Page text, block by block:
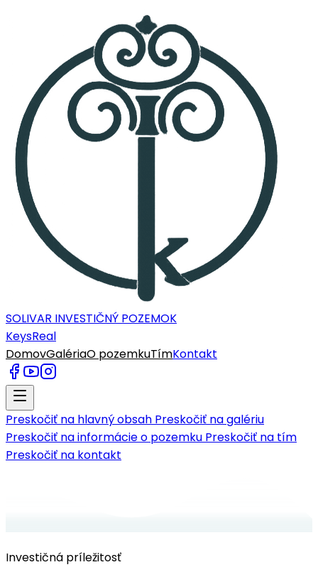
SOLIVAR INVESTIČNÝ POZEMOK
KeysReal
DomovGalériaO pozemkuTímKontakt
Preskočiť na hlavný obsah Preskočiť na galériu
Preskočiť na informácie o pozemku Preskočiť na tím
Preskočiť na kontakt
Investičná príležitosť